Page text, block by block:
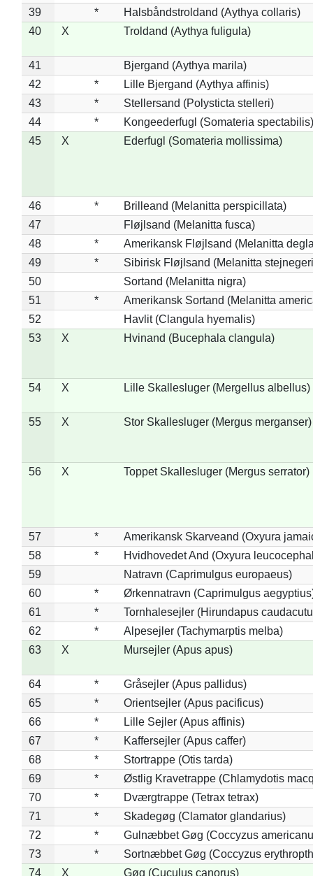
39
*
Halsbåndstroldand (Aythya collaris)
40
X Troldand (Aythya fuligula)
41
Bjergand (Aythya marila)
42
*
Lille Bjergand (Aythya affinis)
43
*
Stellersand (Polysticta stelleri)
44
*
Kongeederfugl (Somateria spectabilis)
45
X Ederfugl (Somateria mollissima)
46 *
Brilleand (Melanitta perspicillata)
47
Fløjlsand (Melanitta fusca)
48
*
Amerikansk Fløjlsand (Melanitta
49
*
Sibirisk Fløjlsand (Melanitta
50
Sortand (Melanitta nigra)
51
*
Amerikansk Sortand (Melanitta
52
Havlit (Clangula hyemalis)
53
X Hvinand (Bucephala clangula)
54 X Lille Skallesluger (Mergellus albellus)
55 X Stor Skallesluger (Mergus merganser)
56 X Toppet Skallesluger (Mergus serrator)
57 *
Amerikansk Skarveand (Oxyura
58
*
Hvidhovedet And (Oxyura
59
Natravn (Caprimulgus europaeus)
60
*
Ørkennatravn (Caprimulgus
61
*
Tornhalesejler (Hirundapus
62
*
Alpesejler (Tachymarptis melba)
63
X Mursejler (Apus apus)
64 *
Gråsejler (Apus pallidus)
65
*
Orientsejler (Apus pacificus)
66
*
Lille Sejler (Apus affinis)
67
*
Kaffersejler (Apus caffer)
68
*
Stortrappe (Otis tarda)
69
*
Østlig Kravetrappe (Chlamydotis
70
*
Dværgtrappe (Tetrax tetrax)
71
*
Skadegøg (Clamator glandarius)
72
*
Gulnæbbet Gøg (Coccyzus
73
*
Sortnæbbet Gøg (Coccyzus
74
X Gøg (Cuculus canorus)